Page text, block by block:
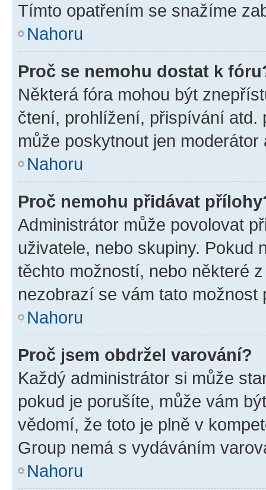
Tímto opatřením se snažíme
Nahoru
Proč se nemohu dostat k
Některá fóra mohou být
čtení, prohlížení, přispívání atd.
může poskytnout jen
Nahoru
Proč nemohu přidávat
Administrátor může povolovat
uživatele, nebo skupiny. Pokud
těchto možností, nebo některé
nezobrazí se vám tato
Nahoru
Proč jsem obdržel varování?
Každý administrátor si může
pokud je porušíte, může vám
vědomí, že toto je plně v
Group nemá s vydáváním
Nahoru